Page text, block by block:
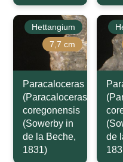
Hettangium
7,7 cm
Paracaloceras
(Paracaloceras)
coregonensis
(Sowerby in
de la Beche,
1831)
de